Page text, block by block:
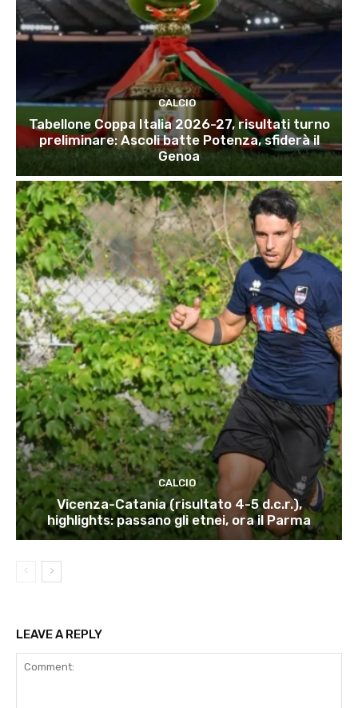
CALCIO
Tabellone Coppa Italia 2026-27, risultati turno
preliminare: Ascoli batte Potenza, sfiderà il
Genoa
CALCIO
Vicenza-Catania (risultato 4-5 d.c.r.),
highlights: passano gli etnei, ora il Parma
LEAVE A REPLY